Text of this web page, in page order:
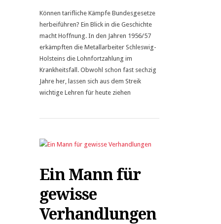
Können tarifliche Kämpfe Bundesgesetze
herbeiführen? Ein Blick in die Geschichte
macht Hoffnung. In den Jahren 1956/57
erkämpften die Metallarbeiter Schleswig-
Holsteins die Lohnfortzahlung im
Krankheitsfall. Obwohl schon fast sechzig
Jahre her, lassen sich aus dem Streik
wichtige Lehren für heute ziehen
Ein Mann für
gewisse
Verhandlungen